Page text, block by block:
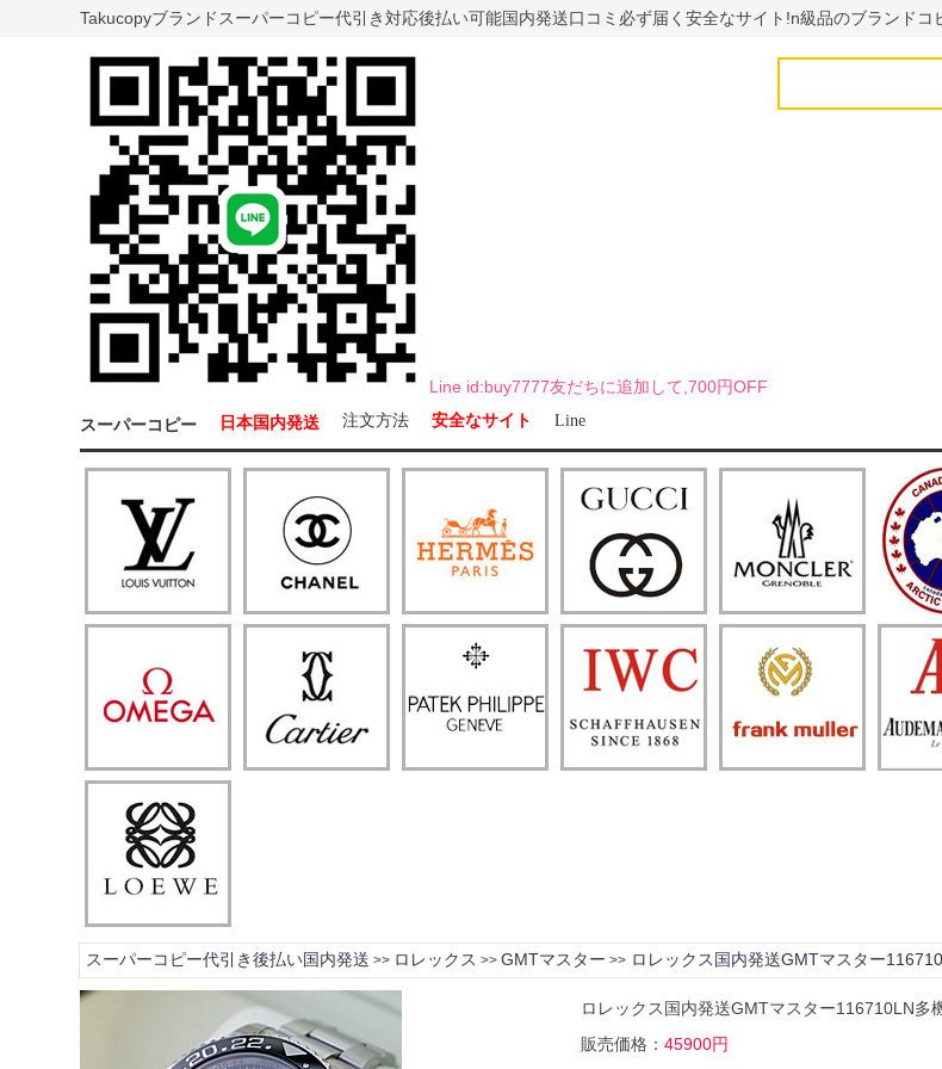
Takucopyブランドスーパーコピー代引き対応後払い可能国内発送口コミ必ず届く安全なサイト!n級品のブランド
Line id:buy7777友だちに追加して,700円OFF
スーパーコピー 日本国内発送 注文方法 安全なサイト Line
スーパーコピー代引き後払い国内発送 >> ロレックス >> GMTマスター >> ロレックス国内発送GMTマスター
ロレックス国内発送GMTマスター116710LN多
販売価格： 45900円